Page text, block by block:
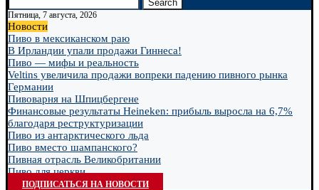
Search
Пятница, 7 августа, 2026
Новости
Пиво в мексиканском раю
В Ирландии упали продажи Гиннеса!
Пиво — мифы и реальность
Veltins увеличила продажи вопреки падению пивного рынка
Германии
Пивоварня на Шпицбергене
Финансовые результаты Heineken: прибыль выросла на 6,7%
благодаря реструктуризации
Пиво из антарктического льда
Пиво вместо шампанского?
Пивная отрасль Великобритании
Пиво для церкви
ПОДПИСАТЬСЯ НА НОВОСТИ